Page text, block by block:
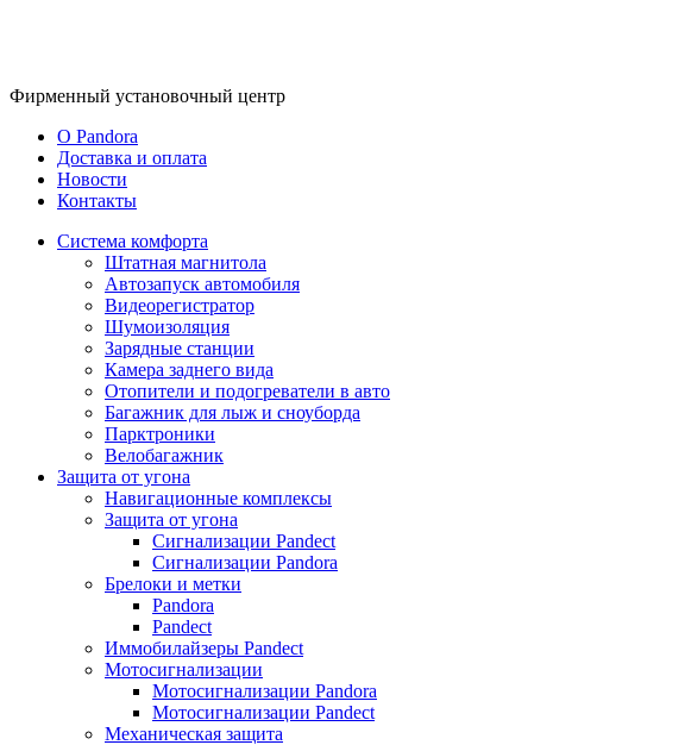
Фирменный установочный центр
O Pandora
Доставка и оплата
Новости
Контакты
Система комфорта
Штатная магнитола
Автозапуск автомобиля
Видеорегистратор
Шумоизоляция
Зарядные станции
Камера заднего вида
Отопители и подогреватели в авто
Багажник для лыж и сноуборда
Парктроники
Велобагажник
Защита от угона
Навигационные комплексы
Защита от угона
Сигнализации Pandect
Сигнализации Pandora
Брелоки и метки
Pandora
Pandect
Иммобилайзеры Pandect
Мотосигнализации
Мотосигнализации Pandora
Мотосигнализации Pandect
Механическая защита